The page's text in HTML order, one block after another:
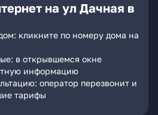
на ул Дачная в
кликните по номеру дома на
в открывшемся окне
информацию
оператор перезвонит и
тарифы